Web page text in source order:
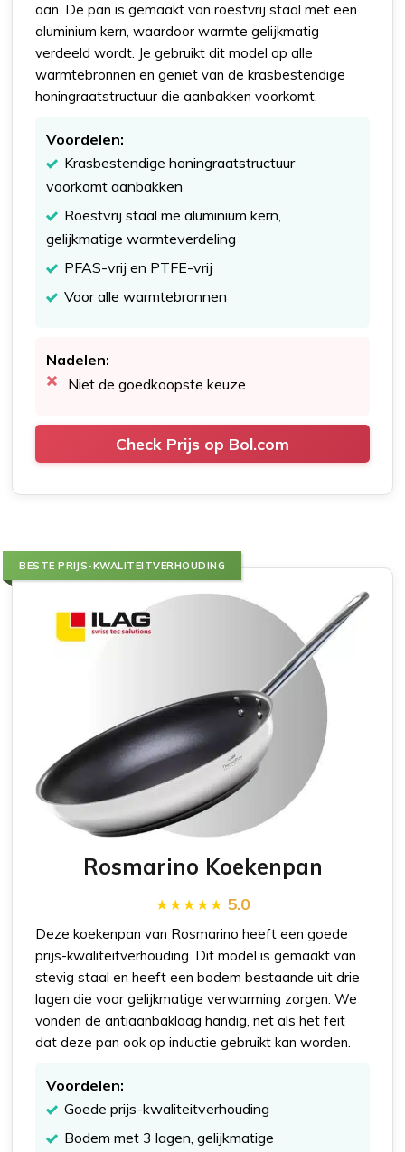
aan. De pan is gemaakt van roestvrij staal met een
aluminium kern, waardoor warmte gelijkmatig
verdeeld wordt. Je gebruikt dit model op alle
warmtebronnen en geniet van de krasbestendige
honingraatstructuur die aanbakken voorkomt.
Voordelen:
Krasbestendige honingraatstructuur
voorkomt aanbakken
Roestvrij staal me aluminium kern,
gelijkmatige warmteverdeling
PFAS-vrij en PTFE-vrij
Voor alle warmtebronnen
Nadelen:
Niet de goedkoopste keuze
Check Prijs op Bol.com
BESTE PRIJS-KWALITEITVERHOUDING
Rosmarino Koekenpan
5.0
Deze koekenpan van Rosmarino heeft een goede
prijs-kwaliteitverhouding. Dit model is gemaakt van
stevig staal en heeft een bodem bestaande uit drie
lagen die voor gelijkmatige verwarming zorgen. We
vonden de antiaanbaklaag handig, net als het feit
dat deze pan ook op inductie gebruikt kan worden.
Voordelen:
Goede prijs-kwaliteitverhouding
Bodem met 3 lagen, gelijkmatige